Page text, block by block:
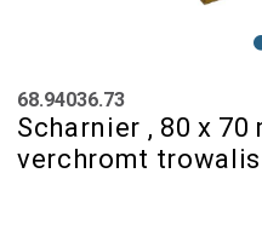
68.94036.73
Scharnier , 80 x 70
verchromt